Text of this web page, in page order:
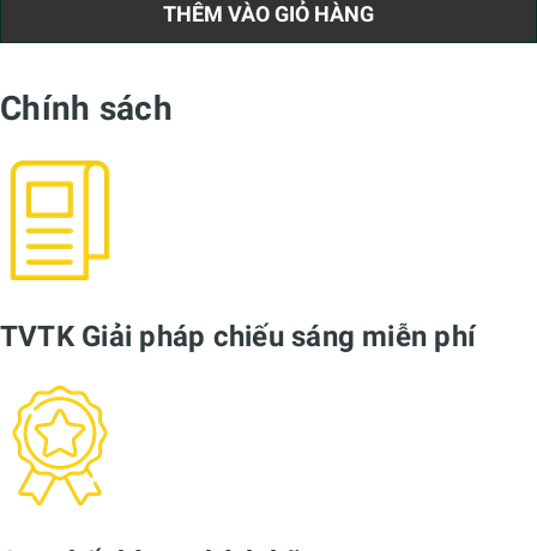
THÊM VÀO GIỎ HÀNG
Chính sách
TVTK Giải pháp chiếu sáng miễn phí